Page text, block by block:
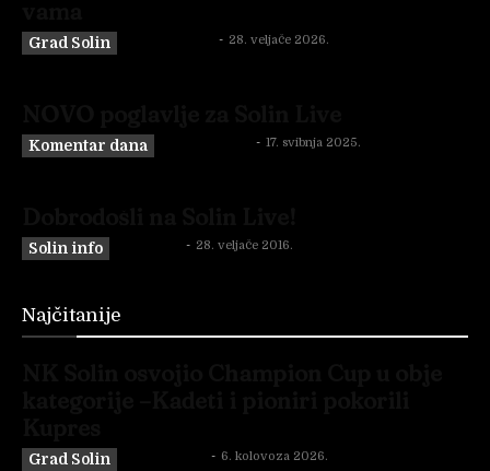
Grad Solin - 28. veljače 2026.
Komentar dana - 17. svibnja 2025.
Solin info - 28. veljače 2016.
Najčitanije
Grad Solin - 6. kolovoza 2026.